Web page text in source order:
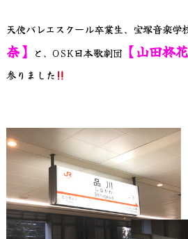
天使バレエスクール卒業生、宝塚音楽
奈】 と、OSK日本歌劇団 【山田柊
参りました